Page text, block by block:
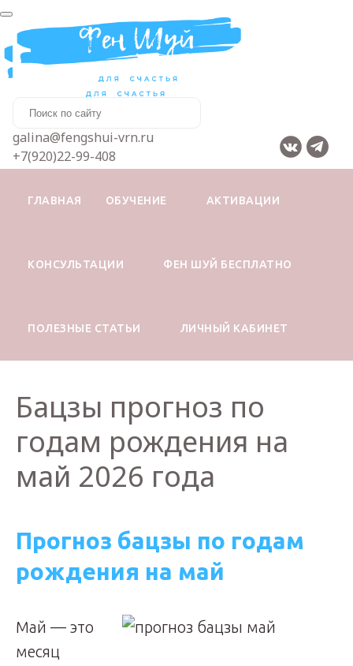
galina@fengshui-vrn.ru
+7(920)22-99-408
ГЛАВНАЯ ОБУЧЕНИЕ АКТИВАЦИИ
КОНСУЛЬТАЦИИ ФЕН ШУЙ БЕСПЛАТНО
ПОЛЕЗНЫЕ СТАТЬИ ЛИЧНЫЙ КАБИНЕТ
года
Бацзы прогноз по
годам рождения на
май 2026 года
Прогноз бацзы по годам
рождения на май
Май — это
месяц